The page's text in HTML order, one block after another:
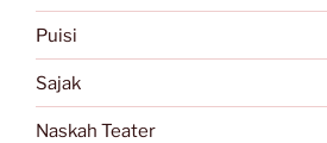
Puisi
Sajak
Naskah Teater